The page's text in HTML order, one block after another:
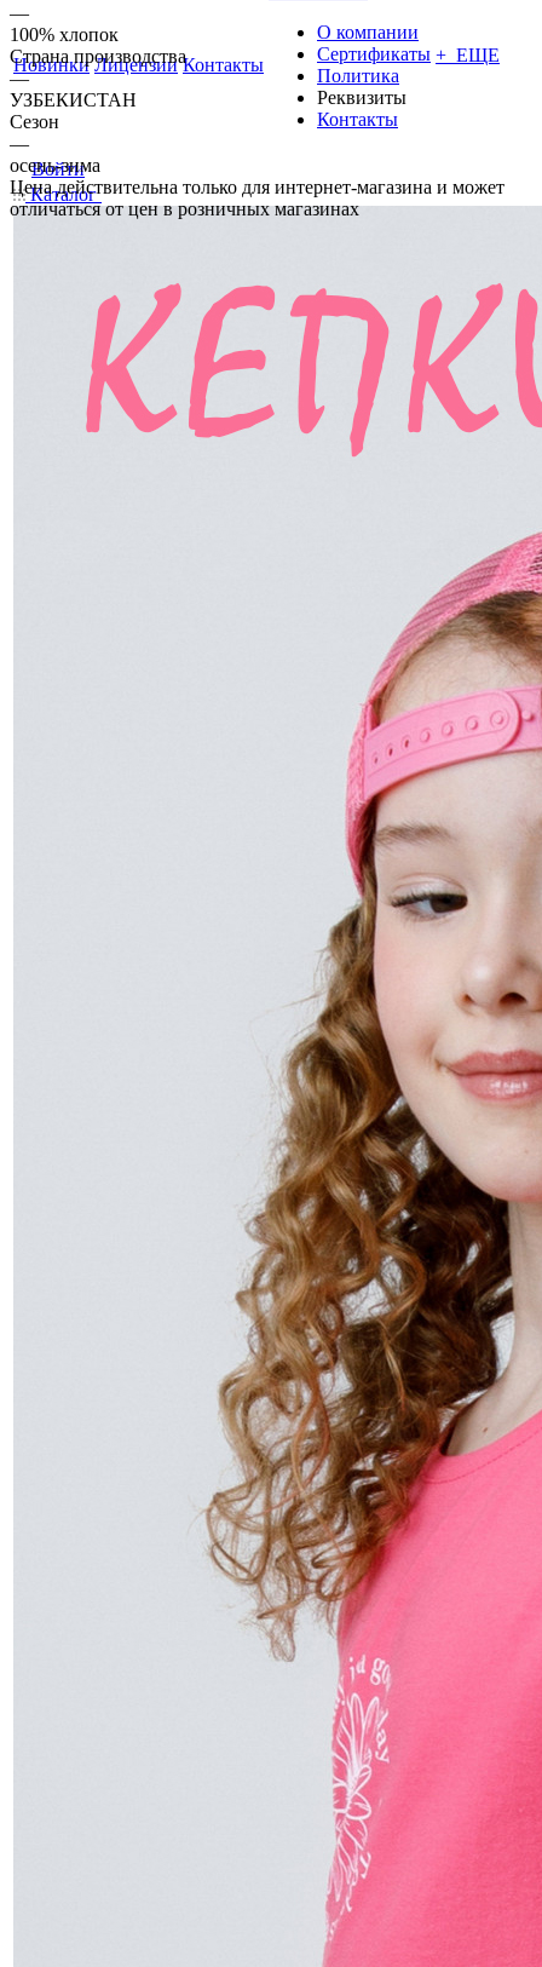
Новинки Лицензии Контакты
О компании
Сертификаты
Политика
Реквизиты
Контакты
+ ЕЩЕ
Войти
Каталог
—
100% хлопок
Страна производства
—
УЗБЕКИСТАН
Сезон
—
осень-зима
Цена действительна только для интернет-магазина и может
отличаться от цен в розничных магазинах